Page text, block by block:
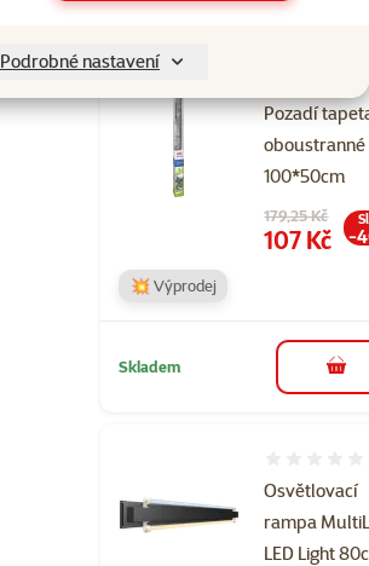
Podrobné nastavení
Pozadí
oboustranné
100*50cm
Hodnocení
Původní cena
179,25 Kč
Cena
107 Kč -
💥 Výprodej
Skladem do
Osvětlovací
rampa
LED Light